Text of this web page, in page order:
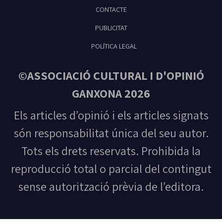
CONTACTE
PUBLICITAT
POLÍTICA LEGAL
©ASSOCIACIÓ CULTURAL I D'OPINIÓ
GANXONA 2026
Els articles d’opinió i els articles signats
són responsabilitat única del seu autor.
Tots els drets reservats. Prohibida la
reproducció total o parcial del contingut
sense autorització prèvia de l’editora.